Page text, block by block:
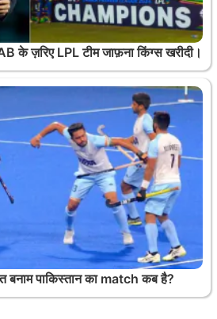
के ज़रिए LPL टीम जाफ़ना किंग्स खरीदी।
बनाम पाकिस्तान का match कब है?